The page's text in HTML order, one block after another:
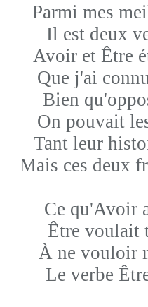
Parmi mes
Il est deux
Avoir et Être
Que j'ai
Bien
On pouvait
Tant leur
Mais ces deux
Ce qu'Avoir
Être voulait
À ne vouloir
Le verbe